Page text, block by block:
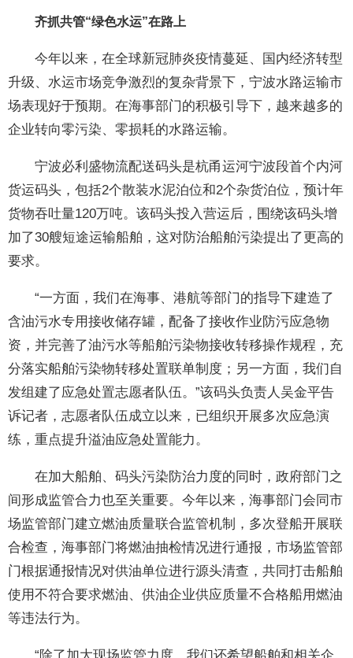
齐抓共管“绿色水运”在路上
今年以来，在全球新冠肺炎疫情蔓延、国内经济转型
升级、水运市场竞争激烈的复杂背景下，宁波水路运输市
场表现好于预期。在海事部门的积极引导下，越来越多的
企业转向零污染、零损耗的水路运输。
宁波必利盛物流配送码头是杭甬运河宁波段首个内河
货运码头，包括2个散装水泥泊位和2个杂货泊位，预计年
货物吞吐量120万吨。该码头投入营运后，围绕该码头增
加了30艘短途运输船舶，这对防治船舶污染提出了更高的
要求。
“一方面，我们在海事、港航等部门的指导下建造了
含油污水专用接收储存罐，配备了接收作业防污应急物
资，并完善了油污水等船舶污染物接收转移操作规程，充
分落实船舶污染物转移处置联单制度；另一方面，我们自
发组建了应急处置志愿者队伍。”该码头负责人吴金平告
诉记者，志愿者队伍成立以来，已组织开展多次应急演
练，重点提升溢油应急处置能力。
在加大船舶、码头污染防治力度的同时，政府部门之
间形成监管合力也至关重要。今年以来，海事部门会同市
场监管部门建立燃油质量联合监管机制，多次登船开展联
合检查，海事部门将燃油抽检情况进行通报，市场监管部
门根据通报情况对供油单位进行源头清查，共同打击船舶
使用不符合要求燃油、供油企业供应质量不合格船用燃油
等违法行为。